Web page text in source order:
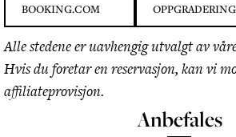
BOOKING.COM
Alle stedene er uavhengig utvalgt av
Hvis du foretar en reservasjon, kan vi
affiliateprovisjon.
Anbefales